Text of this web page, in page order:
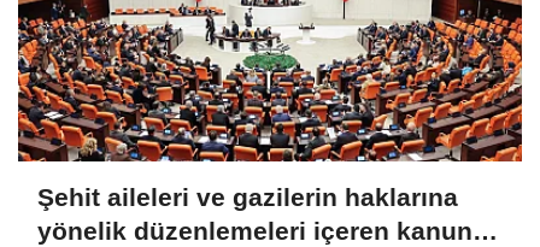
Şehit aileleri ve gazilerin haklarına
yönelik düzenlemeleri içeren kanun